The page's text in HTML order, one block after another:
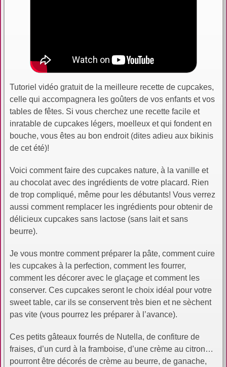
Tutoriel vidéo gratuit de la meilleure recette de cupcakes,
celle qui accompagnera les goûters de vos enfants et vos
tables de fêtes. Si vous cherchez une recette facile et
inratable de cupcakes légers, moelleux et qui fondent en
bouche, vous êtes au bon endroit (dites adieu aux bikinis
de cet été)!
Voici comment faire des cupcakes nature, à la vanille et
au chocolat avec des ingrédients de votre placard. Rien
de trop compliqué, même pour les débutants! Vous verrez
aussi comment remplacer les ingrédients pour obtenir de
délicieux cupcakes sans lactose (sans lait et sans
beurre).
Je vous montre comment préparer la pâte, comment cuire
les cupcakes à la perfection, comment les fourrer,
comment les décorer avec le glaçage et comment les
conserver. Ces cupcakes seront le choix idéal pour votre
sweet table, car ils se conservent très bien et ne sèchent
pas vite (vous pourrez les préparer à l’avance).
Ces petits gâteaux fourrés de Nutella, de confiture de
fraises, d’un curd à la framboise, d’une crème au citron…
pourront être décorés de crème au beurre, de ganache,